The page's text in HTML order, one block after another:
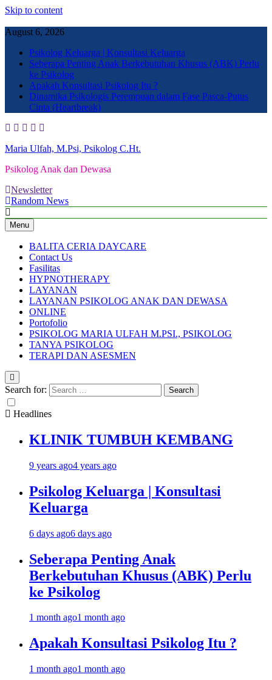
Skip to content
August 6, 2026
Psikolog Keluarga | Konsultasi Keluarga
Seberapa Penting Anak Berkebutuhan Khusus (ABK) Perlu
ke Psikolog
Apakah Konsultasi Psikolog Itu ?
Dinamika Psikologis Perempuan dalam Fase Pasca-Putus
Cinta (Heartbreak)
Maria Ulfah, M.Psi, Psikolog C.Ht.
Psikolog Anak dan Dewasa
Newsletter
Random News
Menu
BALITA CERIA DAYCARE
Contact Us
Fasilitas
HYPNOTHERAPY
LAYANAN
LAYANAN PSIKOLOG ANAK DAN DEWASA
ONLINE
Portofolio
PSIKOLOG MARIA ULFAH M.PSI., PSIKOLOG
TANYA PSIKOLOG
TERAPI DAN ASESMEN
Search for:
Headlines
KLINIK TUMBUH KEMBANG
9 years ago4 years ago
Psikolog Keluarga | Konsultasi
Keluarga
6 days ago6 days ago
Seberapa Penting Anak
Berkebutuhan Khusus (ABK) Perlu
ke Psikolog
1 month ago1 month ago
Apakah Konsultasi Psikolog Itu ?
1 month ago1 month ago